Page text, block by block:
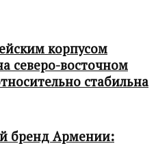
корпусом
северо-восточном
стабильна
бренд Армении: